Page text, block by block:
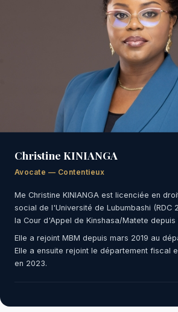
Christine KINIANGA
Avocate — Contentieux
Me Christine KINIANGA est licenciée en
social de l'Université de Lubumbashi (RDC
la Cour d'Appel de Kinshasa/Matete depuis
Elle a rejoint MBM depuis mars 2019 au
Elle a ensuite rejoint le département fiscal
en 2023.